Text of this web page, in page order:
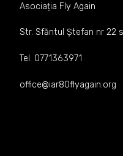
Asociația Fly Again
Str. Sfăntul Ștefan nr 22
Tel. 0771363971
office@iar80flyagain.org